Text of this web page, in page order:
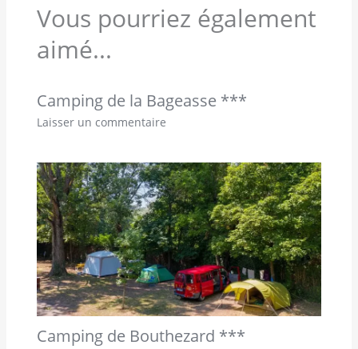
Vous pourriez également
aimé...
Camping de la Bageasse ***
Laisser un commentaire
Camping de Bouthezard ***